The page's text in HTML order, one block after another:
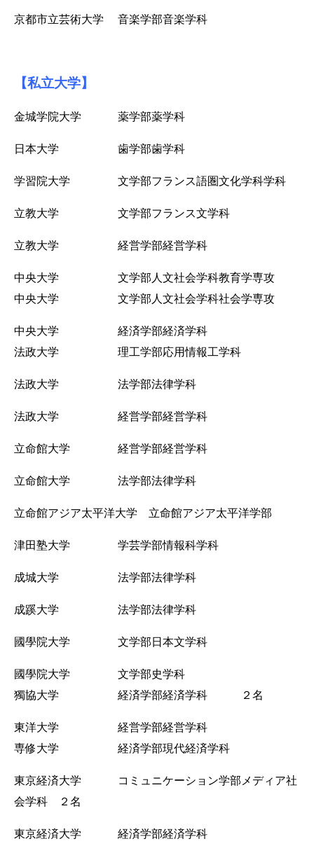
京都市立芸術大学 音楽学部音楽学科
【私立大学】
金城学院大学 薬学部薬学科
日本大学 歯学部歯学科
学習院大学 文学部フランス語圏文化学科学科
立教大学 文学部フランス文学科
立教大学 経営学部経営学科
中央大学 文学部人文社会学科教育学専攻
中央大学 文学部人文社会学科社会学専攻
中央大学 経済学部経済学科
法政大学 理工学部応用情報工学科
法政大学 法学部法律学科
法政大学 経営学部経営学科
立命館大学 経営学部経営学科
立命館大学 法学部法律学科
立命館アジア太平洋大学 立命館アジア太平洋学部
津田塾大学 学芸学部情報科学科
成城大学 法学部法律学科
成蹊大学 法学部法律学科
國學院大学 文学部日本文学科
國學院大学 文学部史学科
獨協大学 経済学部経済学科 ２名
東洋大学 経営学部経営学科
専修大学 経済学部現代経済学科
東京経済大学 コミュニケーション学部メディア社
会学科 ２名
東京経済大学 経済学部経済学科